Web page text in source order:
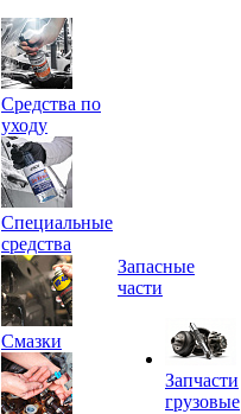
Средства по
уходу
Специальные
средства
Смазки
Запасные
части
Запчасти
грузовые